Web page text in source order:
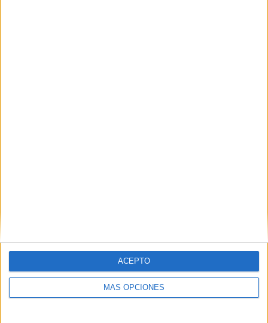
MÁS OPCIONES
ACEPTO